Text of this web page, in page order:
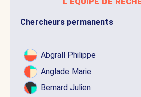
Chercheurs permanents
Abgrall Philippe
Anglade Marie
Bernard Julien